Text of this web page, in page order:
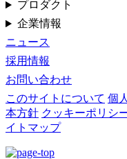
プロダクト
企業情報
ニュース
採用情報
お問い合わせ
このサイトについて 個
本方針 クッキーポリシ
イトマップ